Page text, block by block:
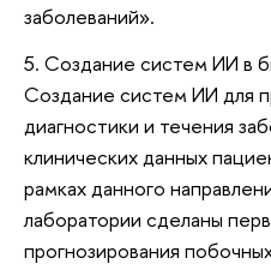
заболеваний».
5. Создание систем ИИ в
Создание систем ИИ для
диагностики и течения
клинических данных
рамках данного
лаборатории сделаны
прогнозирования